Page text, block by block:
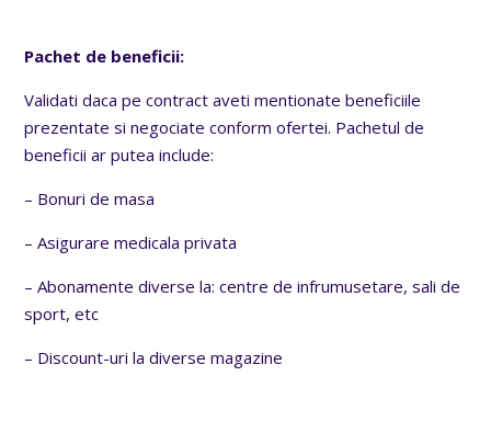
Pachet de beneficii:
Validati daca pe contract aveti mentionate beneficiile
prezentate si negociate conform ofertei. Pachetul de
beneficii ar putea include:
– Bonuri de masa
– Asigurare medicala privata
– Abonamente diverse la: centre de infrumusetare, sali de
sport, etc
– Discount-uri la diverse magazine